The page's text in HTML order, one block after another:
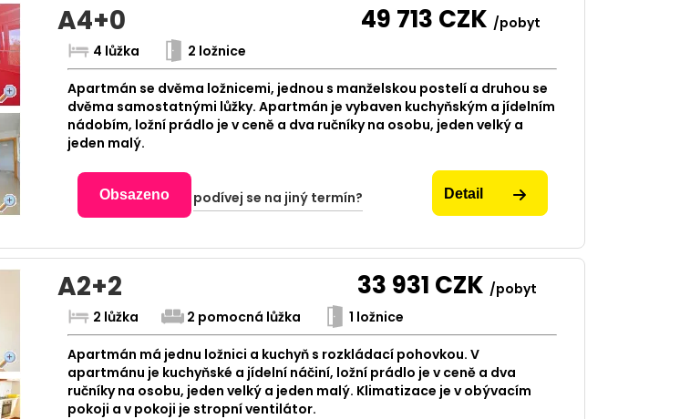
A4+0 49 713 CZK /pobyt
4 lůžka
2 ložnice
Apartmán se dvěma ložnicemi, jednou s manželskou postelí a druhou se
dvěma samostatnými lůžky. Apartmán je vybaven kuchyňským a jídelním
nádobím, ložní prádlo je v ceně a dva ručníky na osobu, jeden velký a
jeden malý.
Obsazeno podívej se na jiný termín? Detail
A2+2 33 931 CZK /pobyt
2 lůžka
2 pomocná lůžka 1 ložnice
Apartmán má jednu ložnici a kuchyň s rozkládací pohovkou. V
apartmánu je kuchyňské a jídelní náčiní, ložní prádlo je v ceně a dva
ručníky na osobu, jeden velký a jeden malý. Klimatizace je v obývacím
pokoji a v pokoji je stropní ventilátor.